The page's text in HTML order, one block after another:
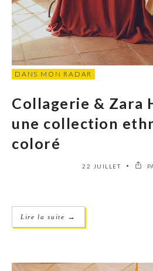
DANS MON RADAR
Collagerie & Zara
une collection
coloré
22 JUILLET
Lire la suite →